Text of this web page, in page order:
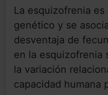
La esquizofrenia es
genético y se
desventaja de
en la esquizofrenia
la variación
capacidad humana